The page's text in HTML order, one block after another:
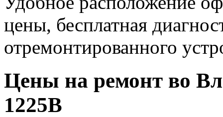
цены, бесплатная
отремонтированного
Цены на ремонт во
1225B